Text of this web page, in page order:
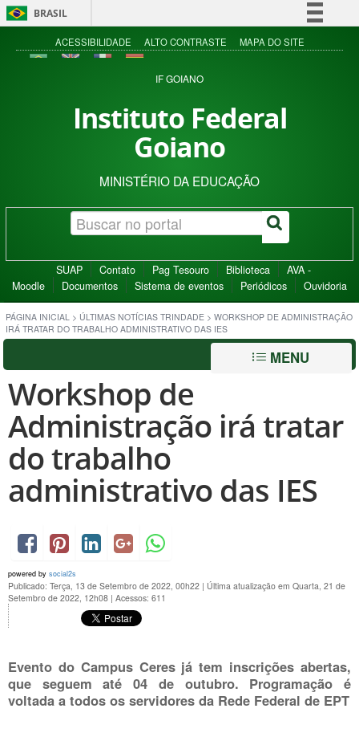
BRASIL
Simplifique!
Acesso à informação
ACESSIBILIDADE ALTO CONTRASTE MAPA DO SITE
IF GOIANO
Instituto Federal
Goiano
MINISTÉRIO DA EDUCAÇÃO
SUAP Contato Pag Tesouro Biblioteca
AVA -
Moodle
Documentos Sistema de eventos Periódicos Ouvidoria
PÁGINA INICIAL > ÚLTIMAS NOTÍCIAS TRINDADE > WORKSHOP DE ADMINISTRAÇÃO
IRÁ TRATAR DO TRABALHO ADMINISTRATIVO DAS IES
MENU
Workshop de
Administração irá tratar
do trabalho
administrativo das IES
powered by social2s
Publicado: Terça, 13 de Setembro de 2022, 00h22 | Última atualização em Quarta, 21 de
Setembro de 2022, 12h08 | Acessos: 611
Evento do Campus Ceres já tem inscrições abertas,
que seguem até 04 de outubro. Programação é
voltada a todos os servidores da Rede Federal de EPT